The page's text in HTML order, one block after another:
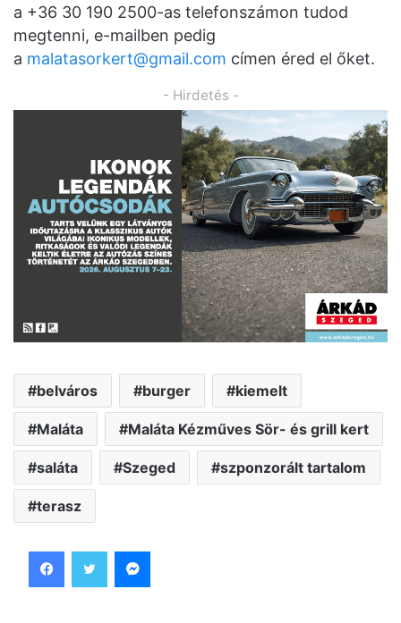
a +36 30 190 2500-as telefonszámon tudod
megtenni, e-mailben pedig
a malatasorkert@gmail.com címen éred el őket.
- Hirdetés -
belváros burger kiemelt
Maláta Maláta Kézműves Sör- és grill kert
saláta Szeged szponzorált tartalom
terasz